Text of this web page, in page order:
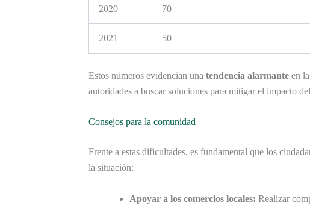
2020 70
2021 50
Estos números evidencian una tendencia alarmante en
autoridades a buscar soluciones para mitigar el impacto
Consejos para la comunidad
Frente a estas dificultades, es fundamental que los
la situación:
Apoyar a los comercios locales: Realizar